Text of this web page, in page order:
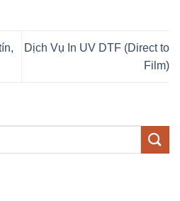
Dịch Vụ In UV DTF (Direct to
Film)